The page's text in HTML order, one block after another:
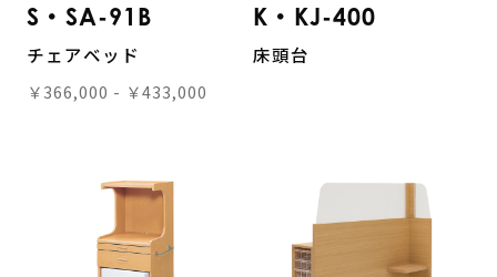
S・SA-91B
チェアベッド
￥366,000 - ￥433,000
K・KJ-400
床頭台